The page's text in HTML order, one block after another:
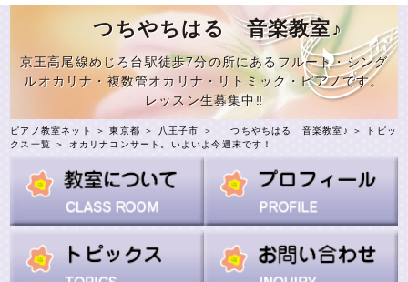
つちやちはる 音楽教室♪
京王高尾線めじろ台駅徒歩7分の所にあるフルート・シング
ルオカリナ・複数管オカリナ・リトミック・ピアノです。
レッスン生募集中‼️
ピアノ教室ネット ＞東京都 ＞ 八王子市 ＞ つちやちはる 音楽教室♪ ＞
トピッ
クス一覧 ＞ オカリナコンサート。いよいよ今週末です！